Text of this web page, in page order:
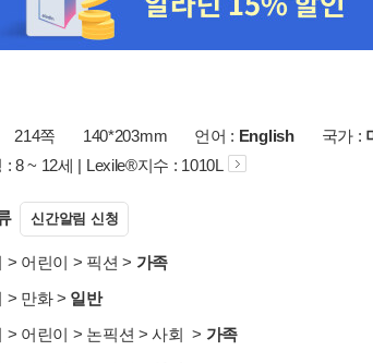
214쪽 140*203mm 언어 : English 국가 :
: 8 ~ 12세 | Lexile®지수 : 1010L
신간알림 신청
> 어린이 > 픽션 > 가족
> 만화> 일반
> 어린이 > 논픽션 >사회 > 가족